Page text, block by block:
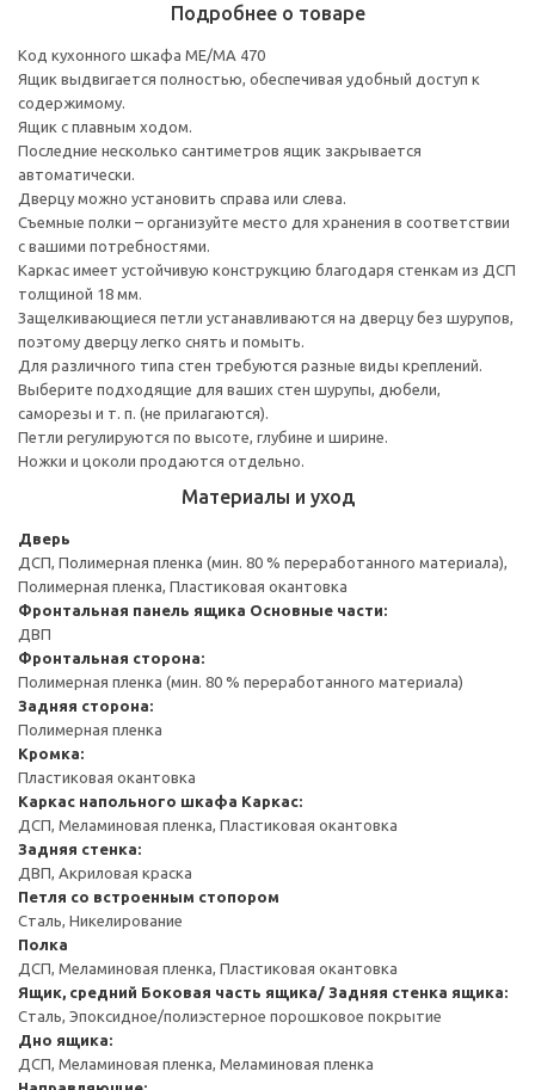
Подробнее о товаре
Код кухонного шкафа ME/MA 470
Ящик выдвигается полностью, обеспечивая удобный доступ к
содержимому.
Ящик с плавным ходом.
Последние несколько сантиметров ящик закрывается
автоматически.
Дверцу можно установить справа или слева.
Съемные полки – организуйте место для хранения в соответствии
с вашими потребностями.
Каркас имеет устойчивую конструкцию благодаря стенкам из ДСП
толщиной 18 мм.
Защелкивающиеся петли устанавливаются на дверцу без шурупов,
поэтому дверцу легко снять и помыть.
Для различного типа стен требуются разные виды креплений.
Выберите подходящие для ваших стен шурупы, дюбели,
саморезы и т. п. (не прилагаются).
Петли регулируются по высоте, глубине и ширине.
Ножки и цоколи продаются отдельно.
Материалы и уход
Дверь
ДСП, Полимерная пленка (мин. 80 % переработанного материала),
Полимерная пленка, Пластиковая окантовка
Фронтальная панель ящика Основные части:
ДВП
Фронтальная сторона:
Полимерная пленка (мин. 80 % переработанного материала)
Задняя сторона:
Полимерная пленка
Кромка:
Пластиковая окантовка
Каркас напольного шкафа Каркас:
ДСП, Меламиновая пленка, Пластиковая окантовка
Задняя стенка:
ДВП, Акриловая краска
Петля со встроенным стопором
Сталь, Никелирование
Полка
ДСП, Меламиновая пленка, Пластиковая окантовка
Ящик, средний Боковая часть ящика/ Задняя стенка ящика:
Сталь, Эпоксидное/полиэстерное порошковое покрытие
Дно ящика:
ДСП, Меламиновая пленка, Меламиновая пленка